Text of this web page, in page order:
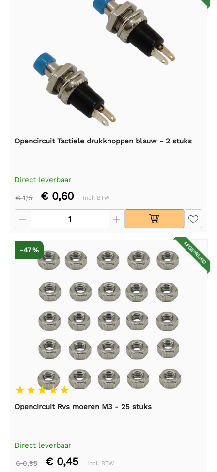
Opencircuit Tactiele drukknoppen blauw - 2 stuks
Direct leverbaar
€ 1,15 € 0,60 Incl. BTW
AFGEPRIJSD
-47 %
Opencircuit Rvs moeren M3 - 25 stuks
Direct leverbaar
€ 0,85 € 0,45 Incl. BTW